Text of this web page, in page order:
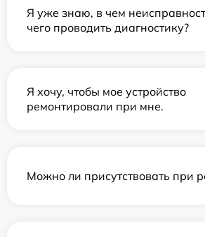
Я уже знаю, в чем
чего проводить диагностику?
Я хочу, чтобы мое устройство
ремонтировали при мне.
Можно ли присутствовать при